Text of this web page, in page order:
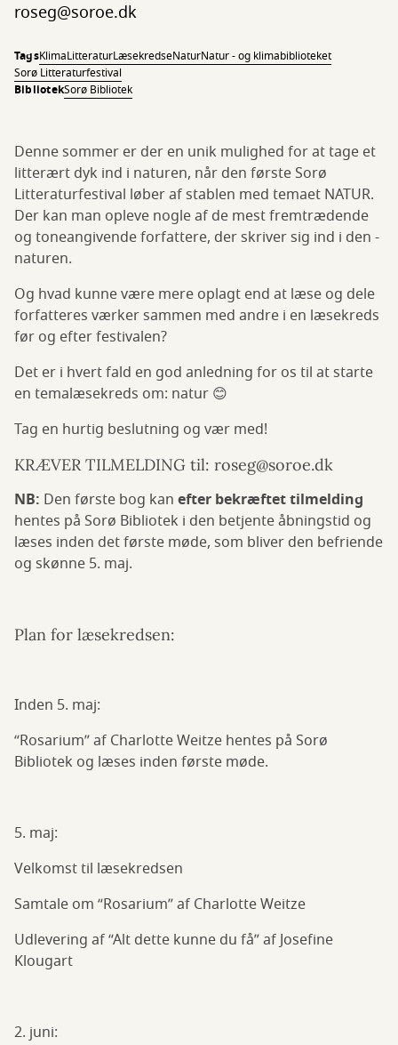
roseg@soroe.dk
TagsKlimaLitteraturLæsekredseNaturNatur - og klimabiblioteket
Sorø Litteraturfestival
BibliotekSorø Bibliotek
Denne sommer er der en unik mulighed for at tage et
litterært dyk ind i naturen, når den første Sorø
Litteraturfestival løber af stablen med temaet NATUR.
Der kan man opleve nogle af de mest fremtrædende
og toneangivende forfattere, der skriver sig ind i den -
naturen.
Og hvad kunne være mere oplagt end at læse og dele
forfatteres værker sammen med andre i en læsekreds
før og efter festivalen?
Det er i hvert fald en god anledning for os til at starte
en temalæsekreds om: natur 😊
Tag en hurtig beslutning og vær med!
KRÆVER TILMELDING til: roseg@soroe.dk
NB: Den første bog kan efter bekræftet tilmelding
hentes på Sorø Bibliotek i den betjente åbningstid og
læses inden det første møde, som bliver den befriende
og skønne 5. maj.
Plan for læsekredsen:
Inden 5. maj:
“Rosarium” af Charlotte Weitze hentes på Sorø
Bibliotek og læses inden første møde.
5. maj:
Velkomst til læsekredsen
Samtale om “Rosarium” af Charlotte Weitze
Udlevering af “Alt dette kunne du få” af Josefine
Klougart
2. juni: